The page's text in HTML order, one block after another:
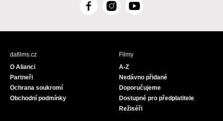
F
c
I
s
Y
u
dafilms.cz
O Alianci
Partneři
Ochrana soukromí
Obchodní podmínky
Filmy
A-Z
Nedávno přidané
Doporučujeme
Dostupné pro předplatitele
Režiséři